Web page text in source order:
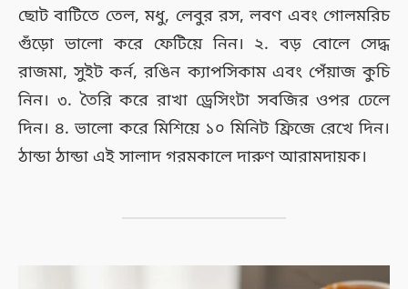
ছোট বাটিতে তেল, মধু, লেবুর রস, লবণ এবং গোলমরিচ
গুঁড়ো ভালো করে ফেটিয়ে নিন। ২. বড় বোলে সেদ্ধ
রাজমা, সুইট কর্ন, রঙিন ক্যাপসিকাম এবং পেঁয়াজ কুচি
নিন। ৩. তৈরি করে রাখা ড্রেসিংটা সবজির ওপর ঢেলে
দিন। ৪. ভালো করে মিশিয়ে ১০ মিনিট ফ্রিজে রেখে দিন।
ঠান্ডা ঠান্ডা এই সালাদ গরমকালে দারুণ আরামদায়ক।